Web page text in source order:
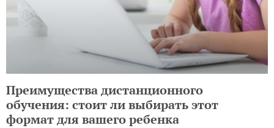
Преимущества дистанционного
обучения: стоит ли выбирать этот
формат для вашего ребенка